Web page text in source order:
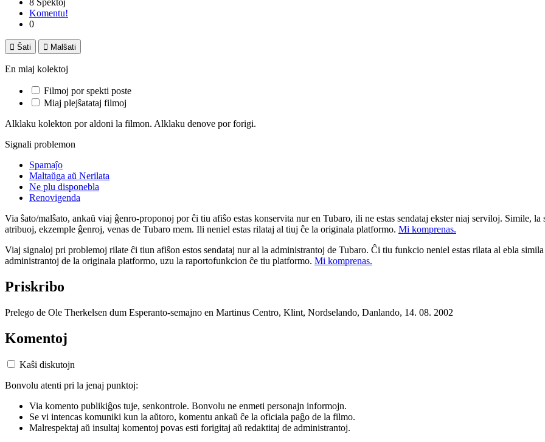
Komentu!
0
 Ŝati  Malŝati
En miaj kolektoj
Filmoj por spekti poste
Miaj plejŝatataj filmoj
Alklaku kolekton por aldoni la filmon. Alklaku denove por forigi.
Signali problemon
Spamaĵo
Maltaŭga aŭ Nerilata
Ne plu disponebla
Renovigenda
Via ŝato/malŝato, ankaŭ viaj ĝenro-proponoj por ĉi tiu afiŝo estas konservita nur en Tubaro, ili ne estas sendataj ekster niaj serviloj. Simile,
atribuoj, ekzemple ĝenroj, venas de Tubaro mem. Ili neniel estas rilataj al tiuj ĉe la originala platformo. Mi komprenas.
Viaj signaloj pri problemoj rilate ĉi tiun afiŝon estos sendataj nur al la administrantoj de Tubaro. Ĉi tiu funkcio neniel estas rilata al ebla
administrantoj de la originala platformo, uzu la raportofunkcion ĉe tiu platformo. Mi komprenas.
Priskribo
Prelego de Ole Therkelsen dum Esperanto-semajno en Martinus Centro, Klint, Nordselando, Danlando, 14. 08. 2002
Komentoj
Kaŝi diskutojn
Bonvolu atenti pri la jenaj punktoj:
Via komento publikiĝos tuje, senkontrole. Bonvolu ne enmeti personajn informojn.
Se vi intencas komuniki kun la aŭtoro, komentu ankaŭ ĉe la oficiala paĝo de la filmo.
Malrespektaj aŭ insultaj komentoj povas esti forigitaj aŭ redaktitaj de administrantoj.